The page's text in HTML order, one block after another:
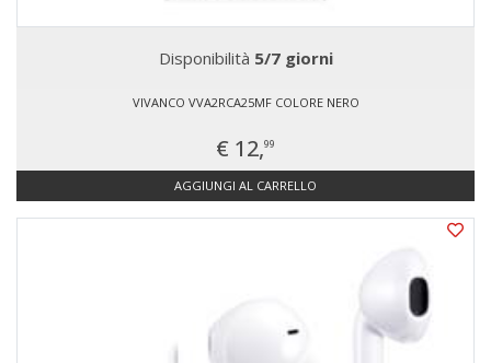
Disponibilità 5/7 giorni
VIVANCO VVA2RCA25MF COLORE NERO
€ 12,99
AGGIUNGI AL CARRELLO